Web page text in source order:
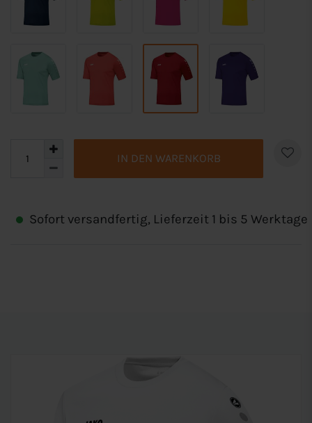
IN DEN WARENKORB
Sofort versandfertig, Lieferzeit 1 bis 5 Werktage